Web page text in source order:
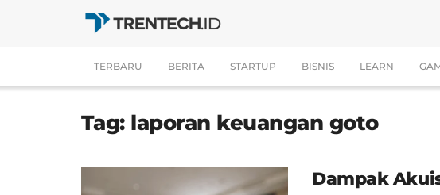
TERBARU BERITA STARTUP BISNIS LEARN
Tag: laporan keuangan goto
Dampak